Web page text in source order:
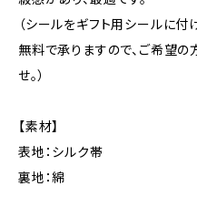
（シールをギフト用シールに付
無料で承りますので、ご希望の
せ。）
【素材】
表地：シルク帯
裏地：綿